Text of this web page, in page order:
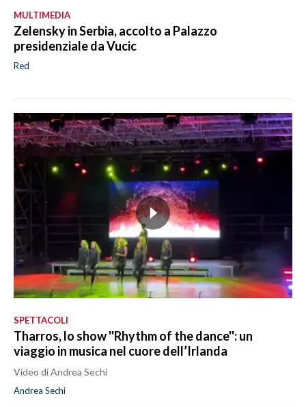
MULTIMEDIA
Zelensky in Serbia, accolto a Palazzo
presidenziale da Vucic
Red
SPETTACOLI
Tharros, lo show ''Rhythm of the dance'': un
viaggio in musica nel cuore dell’Irlanda
Video di Andrea Sechi
Andrea Sechi